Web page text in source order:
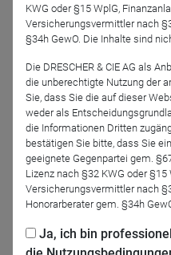
In diesem Video teilt sie
unsere Investments in die
Zurück
KWG oder §15 WplG,
Versicherungsvermittler nach
§34h GewO. Die Inhalte sind
Die DRESCHER & CIE AG als
die unberechtigte Nutzung der
Sie, dass Sie die auf dieser
weder als
die Informationen Dritten
bestätigen Sie bitte, dass Sie
geeignete Gegenpartei gem.
Lizenz nach §32 KWG oder
Versicherungsvermittler nach
Honorarberater gem. §34h
Ja, ich bin